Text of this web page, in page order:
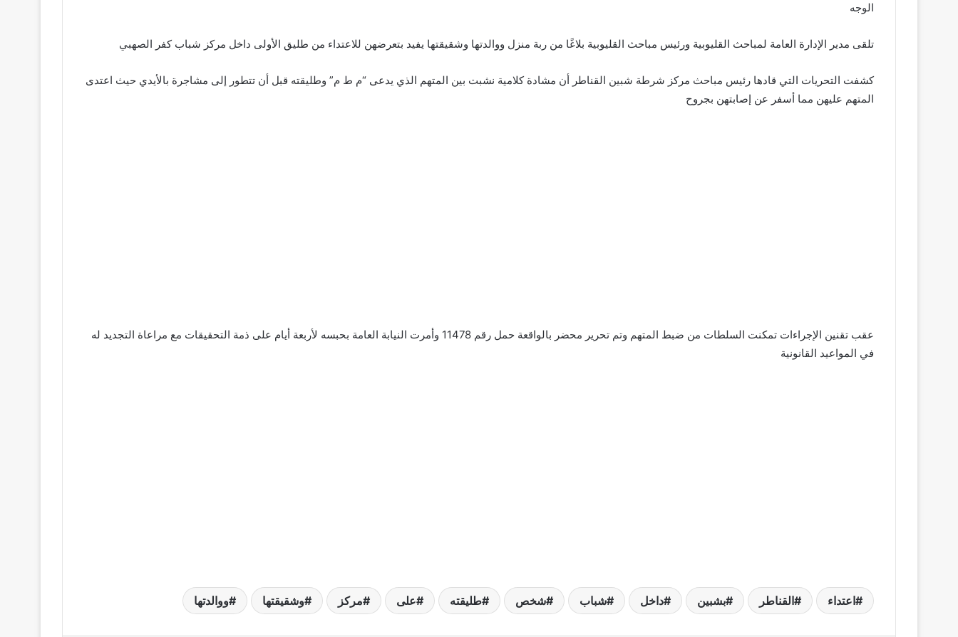
الوجه
تلقى مدير الإدارة العامة لمباحث القليوبية ورئيس مباحث القليوبية بلاغًا من ربة منزل ووالدتها وشقيقتها يفيد بتعرضهن للاعتداء من طليق الأولى داخل مركز شباب كفر الصهبي
كشفت التحريات التي قادها رئيس مباحث مركز شرطة شبين القناطر أن مشادة كلامية نشبت بين المتهم الذي يدعى “م ط م” وطليقته قبل أن تتطور إلى مشاجرة بالأيدي حيث اعتدى
المتهم عليهن مما أسفر عن إصابتهن بجروح
عقب تقنين الإجراءات تمكنت السلطات من ضبط المتهم وتم تحرير محضر بالواقعة حمل رقم 11478 وأمرت النيابة العامة بحبسه لأربعة أيام على ذمة التحقيقات مع مراعاة التجديد له
في المواعيد القانونية
اعتداء القناطر بشبين داخل شباب شخص طليقته على مركز وشقيقتها ووالدتها